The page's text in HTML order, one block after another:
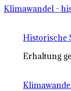
Klimawandel -
Historische
Erhaltung